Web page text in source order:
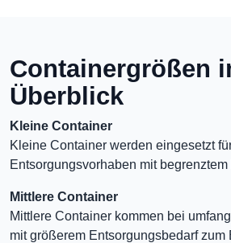
Containergrößen
Überblick
Kleine Container
Kleine Container werden eingesetzt
Entsorgungsvorhaben mit
Mittlere Container
Mittlere Container kommen bei
mit größerem Entsorgungsbedarf zum